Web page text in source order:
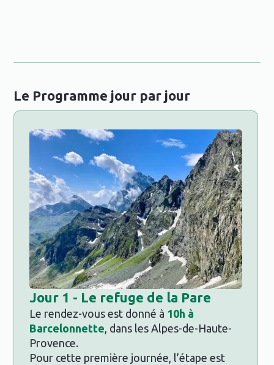
Le Programme jour par jour
Jour 1 - Le refuge de la Pare
Le rendez-vous est donné à 10h à
Barcelonnette, dans les Alpes-de-Haute-
Provence.
Pour cette première journée, l’étape est